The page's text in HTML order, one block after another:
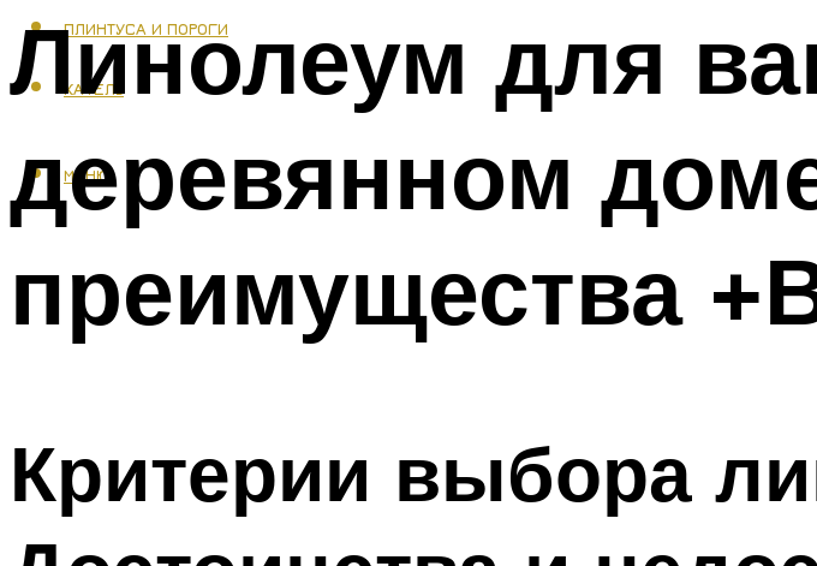
ПЛИНТУСА И ПОРОГИ
КАФЕЛЬ
МЕНЮ
Линолеум для
деревянном
преимущества
Критерии выбора